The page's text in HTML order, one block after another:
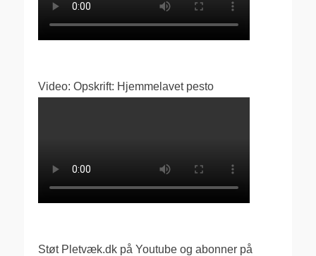
Video: Opskrift: Hjemmelavet pesto
Støt Pletvæk.dk på Youtube og abonner på